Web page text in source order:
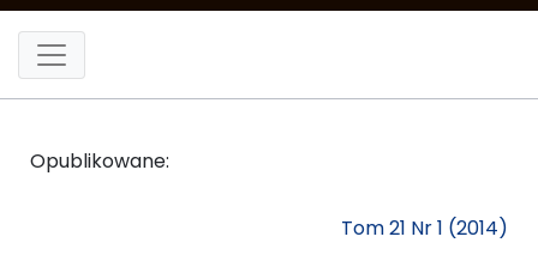
Opublikowane:
Tom 21 Nr 1 (2014)